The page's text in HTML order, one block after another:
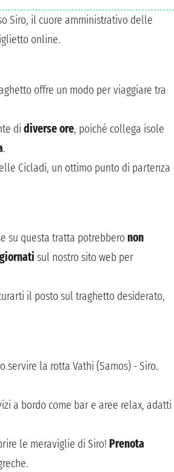
Siro, il cuore amministrativo delle
online.
offre un modo per viaggiare tra
di diverse ore, poiché collega isole
.
Cicladi, un ottimo punto di partenza
su questa tratta potrebbero non
sul nostro sito web per
il posto sul traghetto desiderato,
servire la rotta Vathi (Samos) - Siro.
a bordo come bar e aree relax, adatti
le meraviglie di Siro! Prenota